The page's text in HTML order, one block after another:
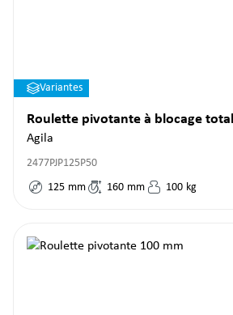
Variantes
Roulette pivotante à blocage
Agila
2477PJP125P50
125 mm 160 mm 100 kg